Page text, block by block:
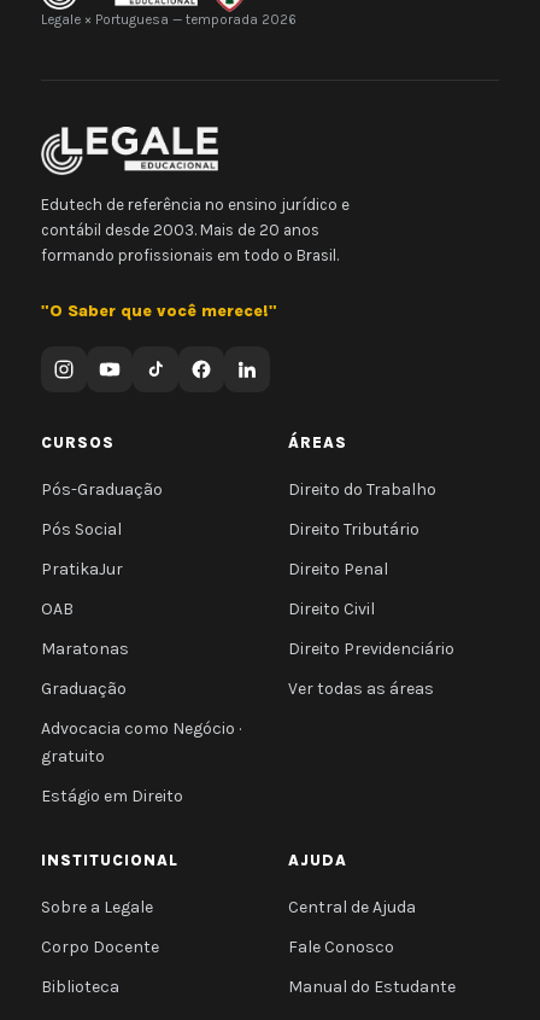
Legale × Portuguesa — temporada 2026
Edutech de referência no ensino jurídico e
contábil desde 2003. Mais de 20 anos
formando profissionais em todo o Brasil.
"O Saber que você merece!"
CURSOS
Pós-Graduação
Pós Social
PratikaJur
OAB
Maratonas
Graduação
Advocacia como Negócio ·
gratuito
Estágio em Direito
ÁREAS
Direito do Trabalho
Direito Tributário
Direito Penal
Direito Civil
Direito Previdenciário
Ver todas as áreas
INSTITUCIONAL
Sobre a Legale
Corpo Docente
Biblioteca
AJUDA
Central de Ajuda
Fale Conosco
Manual do Estudante